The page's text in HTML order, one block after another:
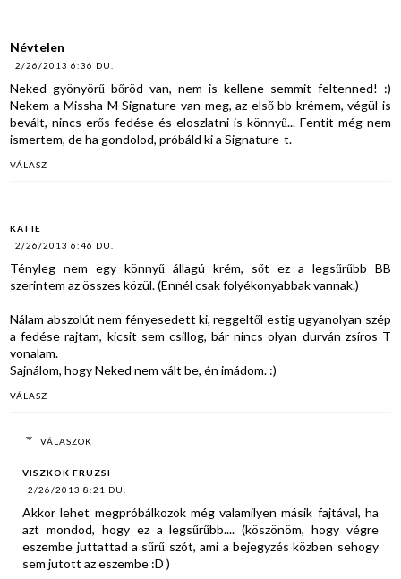
Névtelen
2/26/2013 6:36 DU.
Neked gyönyörű bőröd van, nem is kellene semmit feltenned! :)
Nekem a Missha M Signature van meg, az első bb krémem, végül is
bevált, nincs erős fedése és eloszlatni is könnyű... Fentit még nem
ismertem, de ha gondolod, próbáld ki a Signature-t.
VÁLASZ
KATIE
2/26/2013 6:46 DU.
Tényleg nem egy könnyű állagú krém, sőt ez a legsűrűbb BB
szerintem az összes közül. (Ennél csak folyékonyabbak vannak.)
Nálam abszolút nem fényesedett ki, reggeltől estig ugyanolyan szép
a fedése rajtam, kicsit sem csillog, bár nincs olyan durván zsíros T
vonalam.
Sajnálom, hogy Neked nem vált be, én imádom. :)
VÁLASZ
VÁLASZOK
VISZKOK FRUZSI
2/26/2013 8:21 DU.
Akkor lehet megpróbálkozok még valamilyen másik fajtával, ha
azt mondod, hogy ez a legsűrűbb.... (köszönöm, hogy végre
eszembe juttattad a sűrű szót, ami a bejegyzés közben sehogy
sem jutott az eszembe :D )